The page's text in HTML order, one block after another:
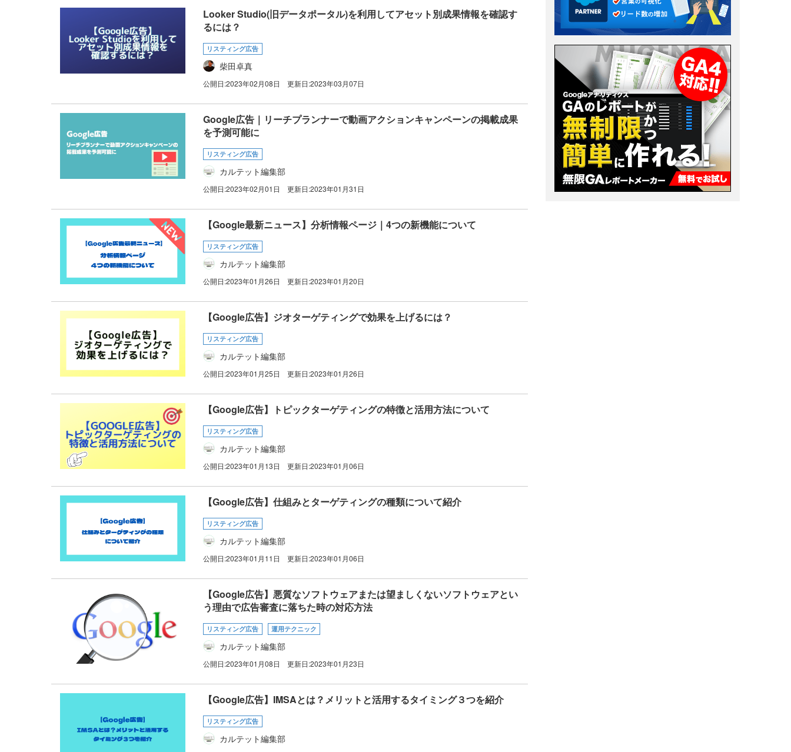
Looker Studio(旧データポータル)を利用してアセット別成果情報を確認す
るには？
リスティング広告
柴田卓真
公開日:2023年02月08日 更新日:2023年03月07日
Google広告｜リーチプランナーで動画アクションキャンペーンの掲載成果
を予測可能に
リスティング広告
カルテット編集部
公開日:2023年02月01日 更新日:2023年01月31日
【Google最新ニュース】分析情報ページ｜4つの新機能について
リスティング広告
カルテット編集部
公開日:2023年01月26日 更新日:2023年01月20日
【Google広告】ジオターゲティングで効果を上げるには？
リスティング広告
カルテット編集部
公開日:2023年01月25日 更新日:2023年01月26日
【Google広告】トピックターゲティングの特徴と活用方法について
リスティング広告
カルテット編集部
公開日:2023年01月13日 更新日:2023年01月06日
【Google広告】仕組みとターゲティングの種類について紹介
リスティング広告
カルテット編集部
公開日:2023年01月11日 更新日:2023年01月06日
【Google広告】悪質なソフトウェアまたは望ましくないソフトウェアとい
う理由で広告審査に落ちた時の対応方法
リスティング広告 運用テクニック
カルテット編集部
公開日:2023年01月08日 更新日:2023年01月23日
【Google広告】IMSAとは？メリットと活用するタイミング３つを紹介
リスティング広告
カルテット編集部